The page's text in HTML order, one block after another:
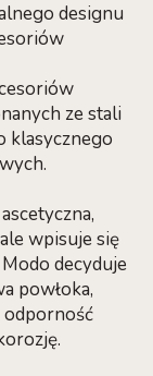
designu
ze stali
klasycznego
wpisuje się
decyduje
powłoka,
odporność